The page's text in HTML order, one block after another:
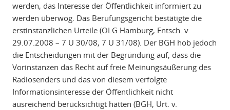
werden, das Interesse der Öffentlichkeit informiert zu
werden überwog. Das Berufungsgericht bestätigte die
erstinstanzlichen Urteile (OLG Hamburg, Entsch. v.
29.07.2008 – 7 U 30/08, 7 U 31/08). Der BGH hob jedoch
die Entscheidungen mit der Begründung auf, dass die
Vorinstanzen das Recht auf freie Meinungsäußerung des
Radiosenders und das von diesem verfolgte
Informationsinteresse der Öffentlichkeit nicht
ausreichend berücksichtigt hätten (BGH, Urt. v.